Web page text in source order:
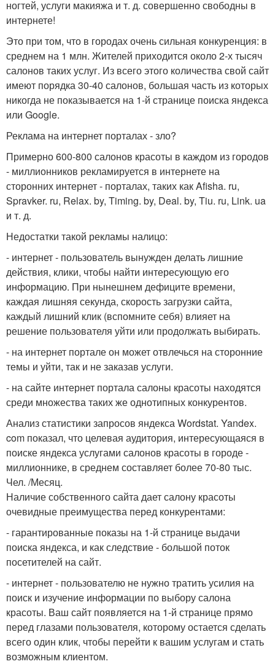
ногтей, услуги макияжа и т. д. совершенно свободны в
интернете!
Это при том, что в городах очень сильная конкуренция: в
среднем на 1 млн. Жителей приходится около 2-х тысяч
салонов таких услуг. Из всего этого количества свой сайт
имеют порядка 30-40 салонов, большая часть из которых
никогда не показывается на 1-й странице поиска яндекса
или Google.
Реклама на интернет порталах - зло?
Примерно 600-800 салонов красоты в каждом из городов
- миллионников рекламируется в интернете на
сторонних интернет - порталах, таких как Afisha. ru,
Spravker. ru, Relax. by, Timing. by, Deal. by, Tiu. ru, Link. ua
и т. д.
Недостатки такой рекламы налицо:
- интернет - пользователь вынужден делать лишние
действия, клики, чтобы найти интересующую его
информацию. При нынешнем дефиците времени,
каждая лишняя секунда, скорость загрузки сайта,
каждый лишний клик (вспомните себя) влияет на
решение пользователя уйти или продолжать выбирать.
- на интернет портале он может отвлечься на сторонние
темы и уйти, так и не заказав услуги.
- на сайте интернет портала салоны красоты находятся
среди множества таких же однотипных конкурентов.
Анализ статистики запросов яндекса Wordstat. Yandex.
com показал, что целевая аудитория, интересующаяся в
поиске яндекса услугами салонов красоты в городе -
миллионнике, в среднем составляет более 70-80 тыс.
Чел. /Месяц.
Наличие собственного сайта дает салону красоты
очевидные преимущества перед конкурентами:
- гарантированные показы на 1-й странице выдачи
поиска яндекса, и как следствие - большой поток
посетителей на сайт.
- интернет - пользователю не нужно тратить усилия на
поиск и изучение информации по выбору салона
красоты. Ваш сайт появляется на 1-й странице прямо
перед глазами пользователя, которому остается сделать
всего один клик, чтобы перейти к вашим услугам и стать
возможным клиентом.